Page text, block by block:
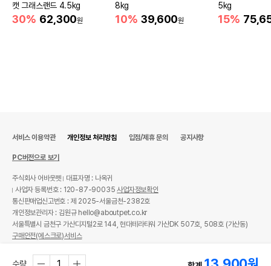
캣 그래스랜드 4.5kg
30% 62,300원
8kg
10% 39,600원
5kg
15%
수량
서비스 이용약관 개인정보 처리방침 입점/제휴 문의 공지사항
PC버전으로 보기
주식회사 어바웃펫
대표자명 : 나옥귀
사업자 등록번호 : 120-87-90035사업자정보확인
통신판매업신고번호 : 제 2025-서울금천-2382호
개인정보관리자 : 김원규 hello@aboutpet.co.kr
서울특별시 금천구 가산디지털2로 144, 현대테라타워 가산DK 507호, 508호 (가산동)
구매안전(에스크로)서비스